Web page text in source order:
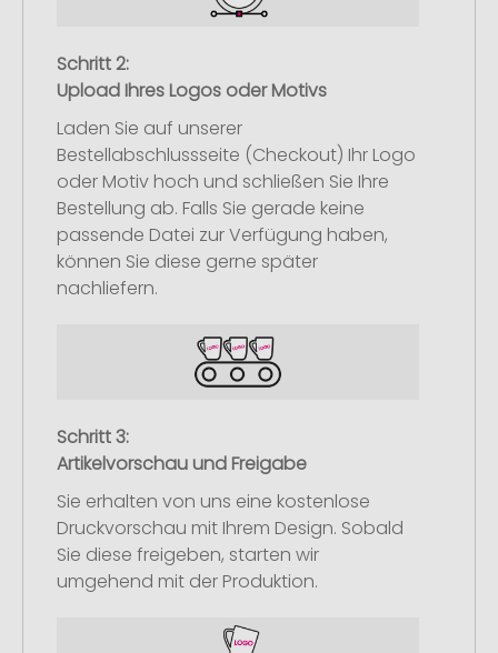
Schritt 2:
Upload Ihres Logos oder Motivs
Laden Sie auf unserer
Bestellabschlussseite (Checkout) Ihr Logo
oder Motiv hoch und schließen Sie Ihre
Bestellung ab. Falls Sie gerade keine
passende Datei zur Verfügung haben,
können Sie diese gerne später
nachliefern.
Schritt 3:
Artikelvorschau und Freigabe
Sie erhalten von uns eine kostenlose
Druckvorschau mit Ihrem Design. Sobald
Sie diese freigeben, starten wir
umgehend mit der Produktion.